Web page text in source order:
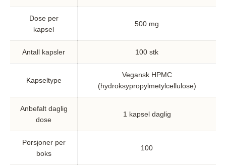
Dose per
kapsel
500 mg
Antall kapsler 100 stk
Kapseltype
Vegansk HPMC
(hydroksypropylmetylcellulose)
Anbefalt daglig
dose
1 kapsel daglig
Porsjoner per
boks
100